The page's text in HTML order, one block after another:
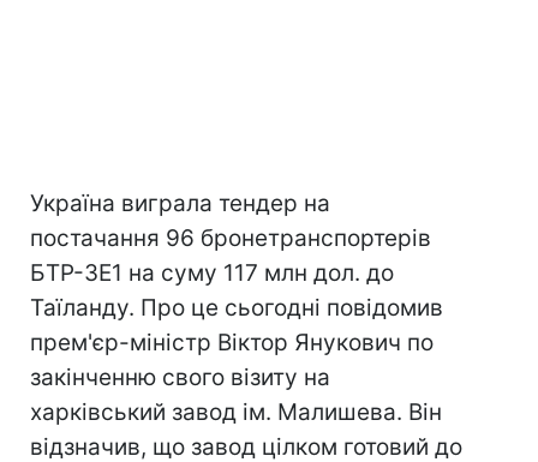
Україна виграла тендер на
постачання 96 бронетранспортерів
БТР-3Е1 на суму 117 млн дол. до
Таїланду. Про це сьогодні повідомив
прем'єр-міністр Віктор Янукович по
закінченню свого візиту на
харківський завод ім. Малишева. Він
відзначив, що завод цілком готовий до